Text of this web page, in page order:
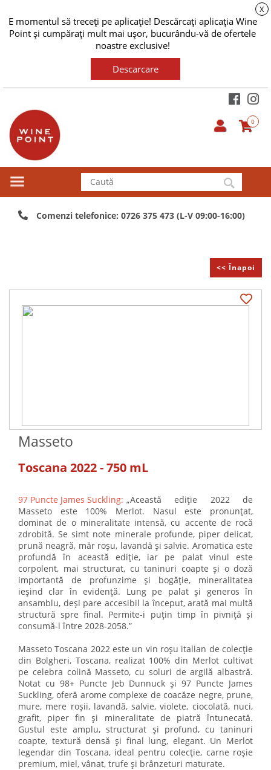
E momentul să treceți pe aplicație! Descărcați aplicația Wine
Point și cumpărați mult mai ușor, bucurându-vă de ofertele
noastre exclusive!
X
Descarcare
0
Comenzi telefonice: 0726 375 473 (L-V 09:00-16:00)
<< Înapoi
Masseto
Toscana 2022 - 750 mL
97 Puncte James Suckling: „Această ediție 2022 de
Masseto este 100% Merlot. Nasul este pronunțat,
dominat de o mineralitate intensă, cu accente de rocă
zdrobită. Se simt note minerale profunde, piper delicat,
prună neagră, măr roșu, lavandă și salvie. Aromatica este
profundă în această ediție, iar pe palat vinul este
corpolent, mai structurat, cu taninuri coapte și o doză
importantă de profunzime și bogăție, mineralitatea
ieșind clar în evidență. Lung pe palat și generos în
ansamblu, deși pare accesibil la început, arată mai multă
structură spre final. Permite-i puțin timp în pivniță și
consumă-l între 2028-2058.”
Masseto Toscana 2022 este un vin roșu italian de colecție
din Bolgheri, Toscana, realizat 100% din Merlot cultivat
pe celebra colină Masseto, cu soluri de argilă albastră.
Notat cu 98+ Puncte Jeb Dunnuck și 97 Puncte James
Suckling, oferă arome complexe de coacăze negre, prune,
mure, mere roșii, lavandă, salvie, violete, ciocolată, nuci,
grafit, piper fin și mineralitate de piatră întunecată.
Gustul este amplu, structurat și profund, cu taninuri
coapte, textură densă și final lung, elegant. Un Merlot
legendar din Toscana, ideal pentru colecție, carne roșie
premium, miel, vânat, trufe și brânzeturi maturate.